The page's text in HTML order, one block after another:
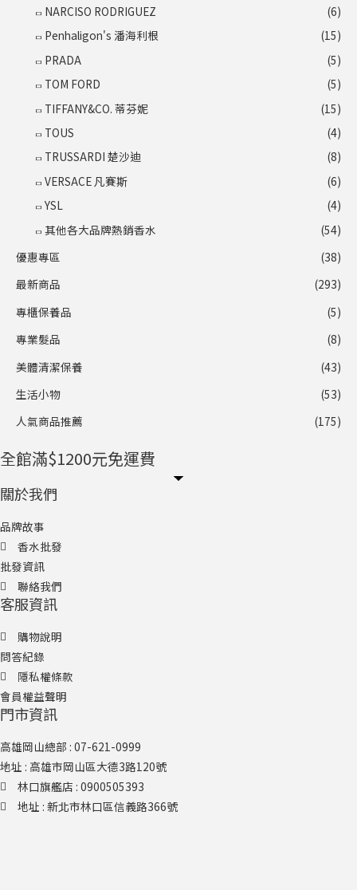
NARCISO RODRIGUEZ
(6)
Penhaligon's 潘海利根
(15)
PRADA
(5)
TOM FORD
(5)
TIFFANY&CO. 蒂芬妮
(15)
TOUS
(4)
TRUSSARDI 楚沙迪
(8)
VERSACE 凡賽斯
(6)
YSL
(4)
其他各大品牌熱銷香水
(54)
優惠專區
(38)
最新商品
(293)
專櫃保養品
(5)
專業髮品
(8)
美體清潔保養
(43)
生活小物
(53)
人氣商品推薦
(175)
全館滿$1200元免運費
關於我們
品牌故事
香水批發
批發資訊
聯絡我們
客服資訊
購物說明
問答紀錄
隱私權條款
會員權益聲明
門市資訊
高雄岡山總部 : 07-621-0999
地址 : 高雄市岡山區大德3路120號
林口旗艦店​ : 0900505393
地址 : 新北市林口區信義路366號